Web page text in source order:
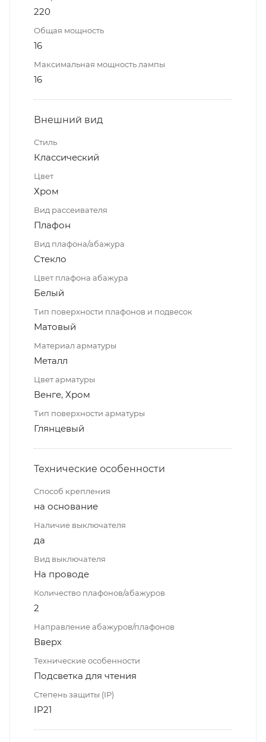
220
Общая мощность
16
Максимальная мощность лампы
16
Внешний вид
Стиль
Классический
Цвет
Хром
Вид рассеивателя
Плафон
Вид плафона/абажура
Стекло
Цвет плафона абажура
Белый
Тип поверхности плафонов и подвесок
Матовый
Материал арматуры
Металл
Цвет арматуры
Венге, Хром
Тип поверхности арматуры
Глянцевый
Технические особенности
Способ крепления
на основание
Наличие выключателя
да
Вид выключателя
На проводе
Количество плафонов/абажуров
2
Направление абажуров/плафонов
Вверх
Технические особенности
Подсветка для чтения
Степень защиты (IP)
IP21